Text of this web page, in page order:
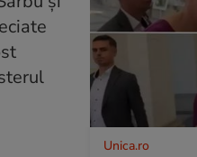
Unica.ro